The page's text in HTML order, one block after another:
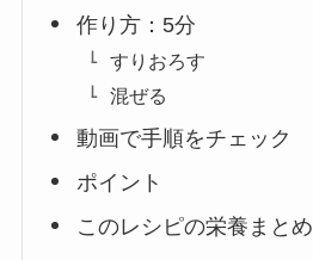
作り方：5分
すりおろす
混ぜる
動画で手順をチェック
ポイント
このレシピの栄養まとめ